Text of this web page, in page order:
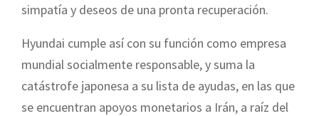
simpatía y deseos de una pronta recuperación.
Hyundai cumple así con su función como empresa
mundial socialmente responsable, y suma la
catástrofe japonesa a su lista de ayudas, en las que
se encuentran apoyos monetarios a Irán, a raíz del